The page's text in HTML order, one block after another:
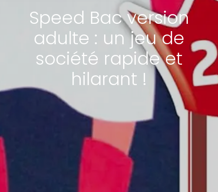
Speed Bac version
adulte : un jeu de
société rapide et
hilarant !